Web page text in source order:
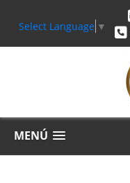
Select Language ▼
MENÚ